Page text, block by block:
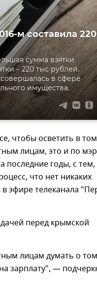
м составила 220
сумма взятки
– 220 тыс рублей.
в сфере
имущества.
чтобы осветить в том
лицам, это и по
последние годы, с тем,
что нет никаких
эфире телеканала
перед крымской
лицам думать о
зарплату", —